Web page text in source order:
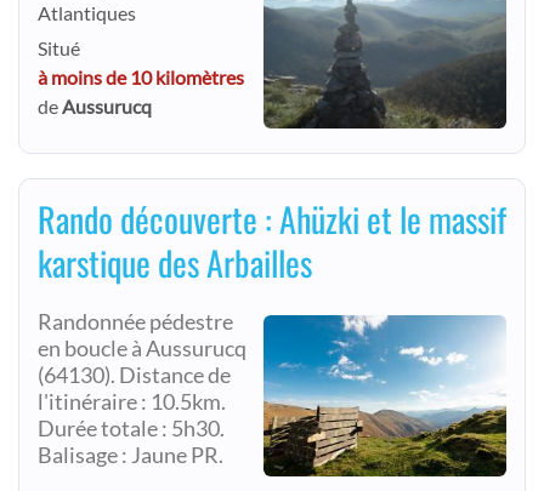
Atlantiques
Situé
à moins de 10 kilomètres
deAussurucq
Rando découverte : Ahüzki et le massif
karstique des Arbailles
Randonnée pédestre
en boucle à Aussurucq
(64130). Distance de
l'itinéraire : 10.5km.
Durée totale : 5h30.
Balisage : Jaune PR.